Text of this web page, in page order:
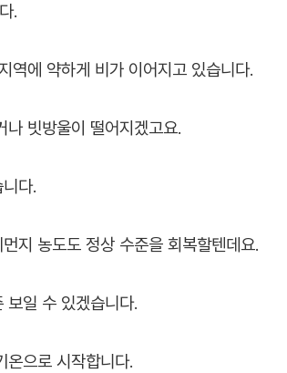
.
역에 약하게 비가 이어지고 있습니다.
빗방울이 떨어지겠고요.
다.
지 농도도 정상 수준을 회복할텐데요.
보일 수 있겠습니다.
온으로 시작합니다.